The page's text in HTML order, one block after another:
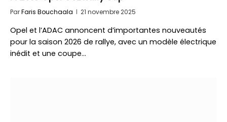
ParFaris Bouchaala 21 novembre 2025
Opel et l’ADAC annoncent d’importantes nouveautés
pour la saison 2026 de rallye, avec un modèle électrique
inédit et une coupe…